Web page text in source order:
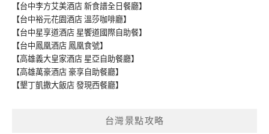
【台中李方艾美酒店 新食譜全日餐廳】
【台中裕元花園酒店 溫莎咖啡廳】
【台中星享道酒店 星饗道國際自助餐】
【台中鳳凰酒店 鳳凰食號】
【高雄義大皇家酒店 星亞自助餐廳】
【高雄萬豪酒店 豪享自助餐廳】
【墾丁凱撒大飯店 發現西餐廳】
台灣景點攻略